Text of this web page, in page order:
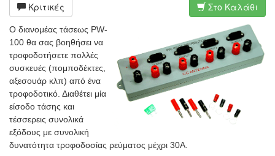
Κριτικές Στο Καλάθι
Ο διανομέας τάσεως PW-
100 θα σας βοηθήσει να
τροφοδοτήσετε πολλές
συσκευές (πομποδέκτες,
αξεσουάρ κλπ) από ένα
τροφοδοτικό. Διαθέτει μία
είσοδο τάσης και
τέσσερεις συνολικά
εξόδους με συνολική
δυνατότητα τροφοδοσίας ρεύματος μέχρι 30A.